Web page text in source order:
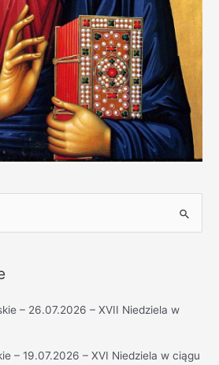
– 26.07.2026 – XVII Niedziela w
– 19.07.2026 – XVI Niedziela w ciągu